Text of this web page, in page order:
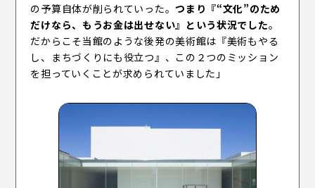
の予算自体が削られていった。 つまり『“文化”のため
だけなら、もうお金は出せない』という状況でした。
だからこそ当館のような後発の美術館は『美術もやる
し、まちづくりにも役立つ』、この２つのミッション
を担っていくことが求められていました」